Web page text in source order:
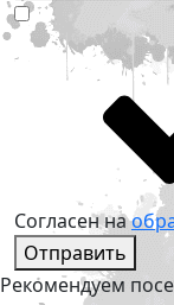
Согласен на
Отправить
Рекомендуем